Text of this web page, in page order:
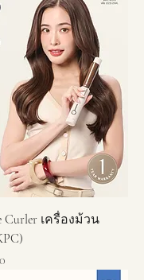
Curler เครื่องม้วน
ลด